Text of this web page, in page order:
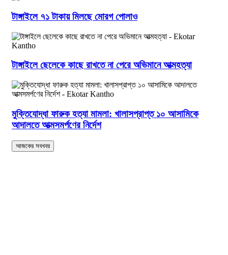
টাঙ্গাইলে ৭১ টাকায় মিলছে মোরগ পোলাও
টাঙ্গাইলে ছেলেকে কাছে রাখতে না পেরে অভিমানে আত্মহত্যা
মুক্তিযোদ্ধা ফারুক হত্যা মামলা: খালাসপ্রাপ্ত ১০ আসামিকে
আদালতে আত্মসমর্পণের নির্দেশ